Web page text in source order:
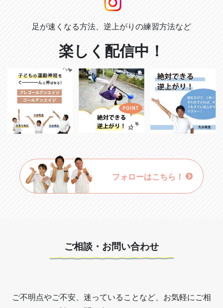
足が速くなる方法、逆上がりの練習方法など
楽しく配信中！
フォローはこちら！
ご相談・お問い合わせ
ご不明点やご不安、迷っていることなど、お気軽にご相